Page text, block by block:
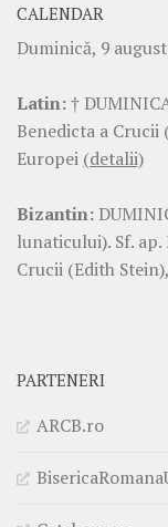
CALENDAR
Duminică, 9
Latin:†
Benedicta a Crucii
Europei (detalii)
Bizantin:
lunaticului). Sf. ap.
Crucii (Edith
PARTENERI
ARCB.ro